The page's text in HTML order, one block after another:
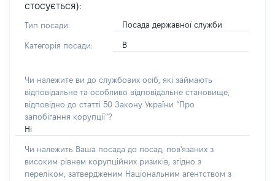
стосується):
Тип посади: Посада державної служби
Категорія посади: В
Чи належите ви до службових осіб, які займають
відповідальне та особливо відповідальне становище,
відповідно до статті 50 Закону України “Про
запобігання корупції”?
Ні
Чи належить Ваша посада до посад, пов'язаних з
високим рівнем корупційних ризиків, згідно з
переліком, затвердженим Національним агентством з